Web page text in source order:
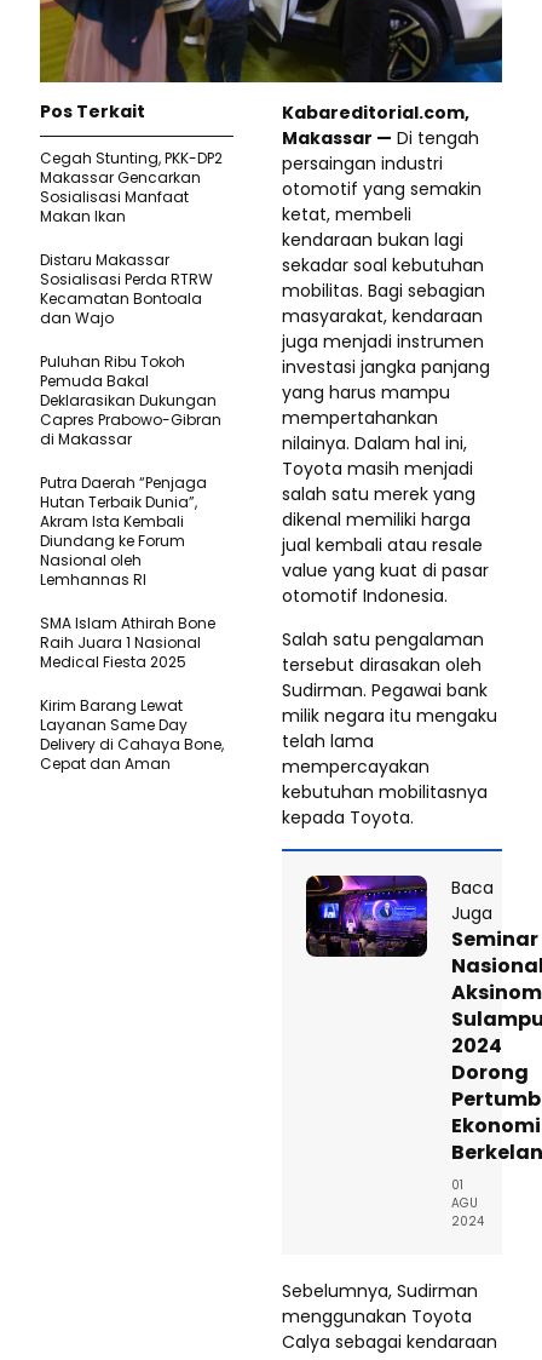
Kabareditorial.com,
Makassar — Di tengah
persaingan industri
otomotif yang semakin
ketat, membeli
kendaraan bukan lagi
sekadar soal kebutuhan
mobilitas. Bagi sebagian
masyarakat, kendaraan
juga menjadi instrumen
investasi jangka panjang
yang harus mampu
mempertahankan
nilainya. Dalam hal ini,
Toyota masih menjadi
salah satu merek yang
dikenal memiliki harga
jual kembali atau resale
value yang kuat di pasar
otomotif Indonesia.
Salah satu pengalaman
tersebut dirasakan oleh
Sudirman. Pegawai bank
milik negara itu mengaku
telah lama
mempercayakan
kebutuhan mobilitasnya
kepada Toyota.
Baca
Juga
Seminar
2024
Dorong
Ekonomi
01
AGU
2024
Sebelumnya, Sudirman
menggunakan Toyota
Calya sebagai kendaraan
Pos Terkait
Cegah Stunting, PKK-DP2
Makassar Gencarkan
Sosialisasi Manfaat
Makan Ikan
Distaru Makassar
Sosialisasi Perda RTRW
Kecamatan Bontoala
dan Wajo
Puluhan Ribu Tokoh
Pemuda Bakal
Deklarasikan Dukungan
Capres Prabowo-Gibran
di Makassar
Putra Daerah “Penjaga
Hutan Terbaik Dunia”,
Akram Ista Kembali
Diundang ke Forum
Nasional oleh
Lemhannas RI
SMA Islam Athirah Bone
Raih Juara 1 Nasional
Medical Fiesta 2025
Kirim Barang Lewat
Layanan Same Day
Delivery di Cahaya Bone,
Cepat dan Aman